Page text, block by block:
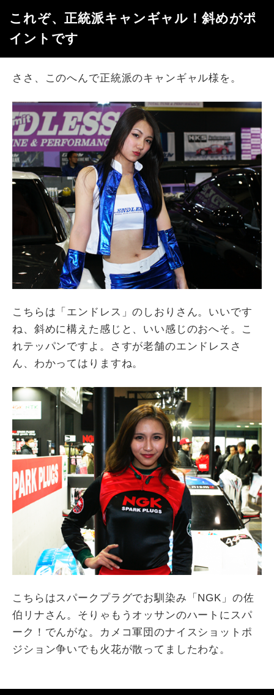
これぞ、正統派キャンギャル！斜めがポ
イントです
ささ、このへんで正統派のキャンギャル様を。
こちらは「エンドレス」のしおりさん。いいです
ね、斜めに構えた感じと、いい感じのおへそ。こ
れテッパンですよ。さすが老舗のエンドレスさ
ん、わかってはりますね。
こちらはスパークプラグでお馴染み「NGK」の佐
伯リナさん。そりゃもうオッサンのハートにスパ
ーク！でんがな。カメコ軍団のナイスショットポ
ジション争いでも火花が散ってましたわな。